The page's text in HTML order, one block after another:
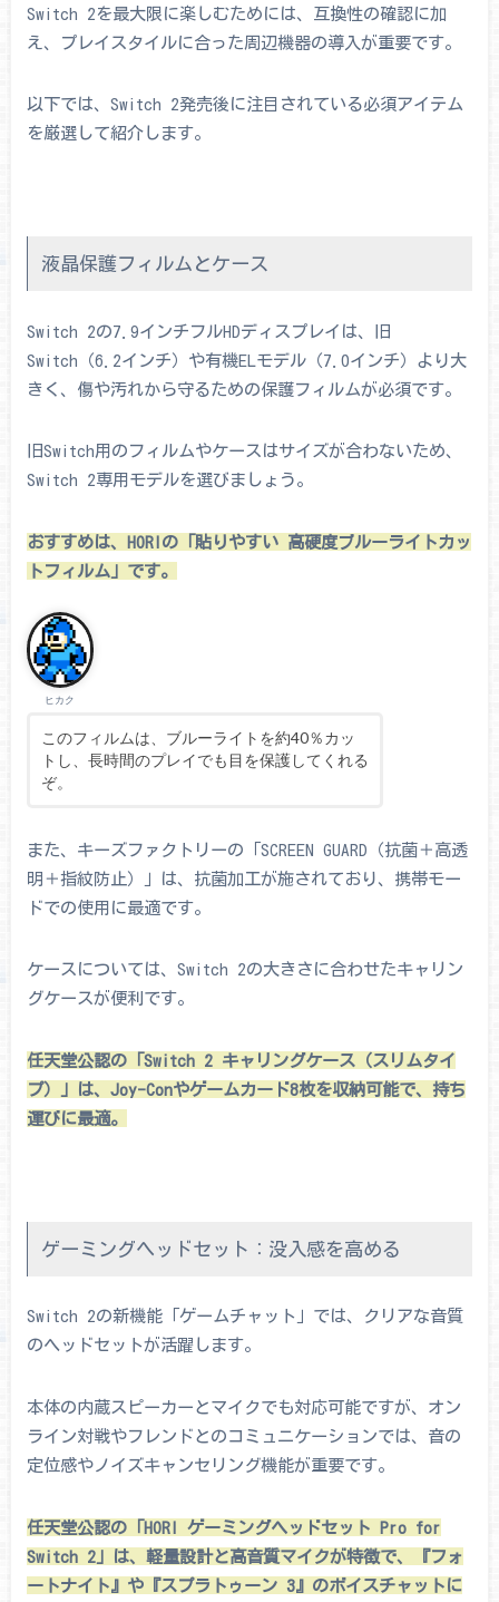
Switch 2を最大限に楽しむためには、互換性の確認に加
え、プレイスタイルに合った周辺機器の導入が重要です。
以下では、Switch 2発売後に注目されている必須アイテム
を厳選して紹介します。
液晶保護フィルムとケース
Switch 2の7.9インチフルHDディスプレイは、旧
Switch（6.2インチ）や有機ELモデル（7.0インチ）より大
きく、傷や汚れから守るための保護フィルムが必須です。
旧Switch用のフィルムやケースはサイズが合わないため、
Switch 2専用モデルを選びましょう。
おすすめは、HORIの「貼りやすい 高硬度ブルーライトカッ
トフィルム」です。
ヒカク
このフィルムは、ブルーライトを約40％カッ
トし、長時間のプレイでも目を保護してくれる
ぞ。
また、キーズファクトリーの「SCREEN GUARD（抗菌＋高透
明＋指紋防止）」は、抗菌加工が施されており、携帯モー
ドでの使用に最適です。
ケースについては、Switch 2の大きさに合わせたキャリン
グケースが便利です。
任天堂公認の「Switch 2 キャリングケース（スリムタイ
プ）」は、Joy-Conやゲームカード8枚を収納可能で、持ち
運びに最適。
ゲーミングヘッドセット：没入感を高める
Switch 2の新機能「ゲームチャット」では、クリアな音質
のヘッドセットが活躍します。
本体の内蔵スピーカーとマイクでも対応可能ですが、オン
ライン対戦やフレンドとのコミュニケーションでは、音の
定位感やノイズキャンセリング機能が重要です。
任天堂公認の「HORI ゲーミングヘッドセット Pro for
Switch 2」は、軽量設計と高音質マイクが特徴で、『フォ
ートナイト』や『スプラトゥーン 3』のボイスチャットに